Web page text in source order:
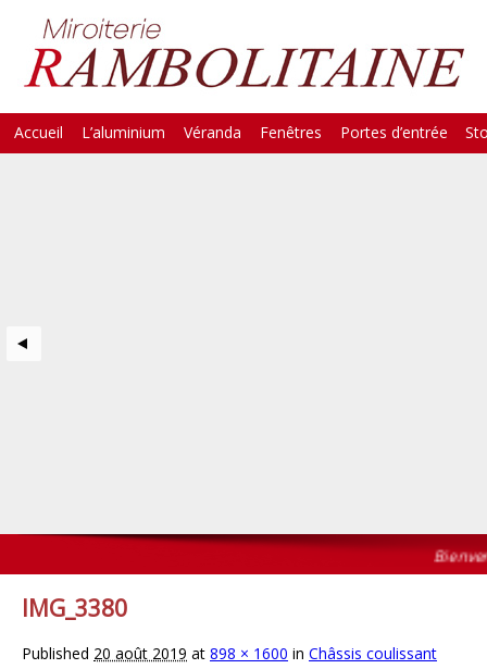
Main Menu
Skip
Accueil L’aluminium Véranda Fenêtres Portes d’entrée
IMG_3380
Published 20 août 2019 at 898 × 1600 in Châssis coulissant